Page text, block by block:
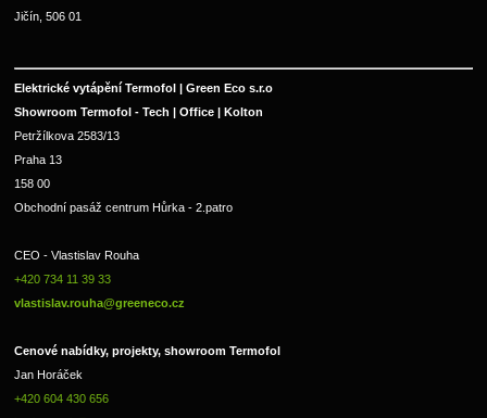
Jičín, 506 01
Elektrické vytápění Termofol | Green Eco s.r.o
Showroom Termofol - Tech | Office | Kolton
Petržílkova 2583/13
Praha 13
158 00
Obchodní pasáž centrum Hůrka - 2.patro
CEO - Vlastislav Rouha
+420 734 11 39 33
vlastislav.rouha@greeneco.cz
Cenové nabídky, projekty, showroom Termofol
Jan Horáček
+420 604 430 656